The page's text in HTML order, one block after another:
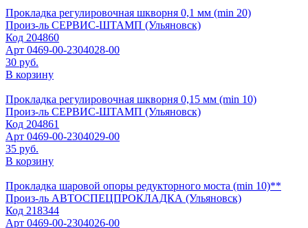
Прокладка регулировочная шкворня 0,1 мм (min 20)
Произ-ль СЕРВИС-ШТАМП (Ульяновск)
Код 204860
Арт 0469-00-2304028-00
30 руб.
В корзину
Прокладка регулировочная шкворня 0,15 мм (min 10)
Произ-ль СЕРВИС-ШТАМП (Ульяновск)
Код 204861
Арт 0469-00-2304029-00
35 руб.
В корзину
Прокладка шаровой опоры редукторного моста (min 10)**
Произ-ль АВТОСПЕЦПРОКЛАДКА (Ульяновск)
Код 218344
Арт 0469-00-2304026-00